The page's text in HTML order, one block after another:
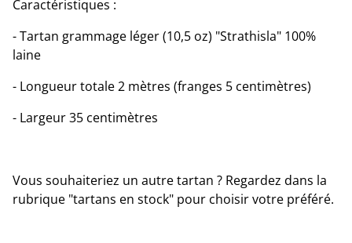
Caractéristiques :
- Tartan grammage léger (10,5 oz) "Strathisla" 100%
laine
- Longueur totale 2 mètres (franges 5 centimètres)
- Largeur 35 centimètres
Vous souhaiteriez un autre tartan ? Regardez dans la
rubrique "tartans en stock" pour choisir votre préféré.